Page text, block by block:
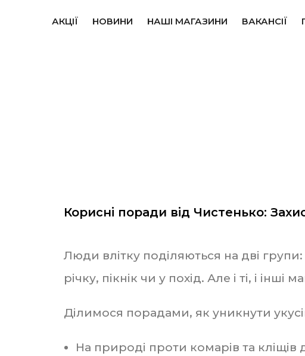
АКЦІЇ НОВИНИ НАШІ МАГАЗИНИ ВАКАНСІЇ
Корисні поради від Чистенько:
Люди влітку поділяються на дві
річку, пікнік чи у похід. Але і ті, і
Ділимося порадами, як уникнути
На природі проти комарів та